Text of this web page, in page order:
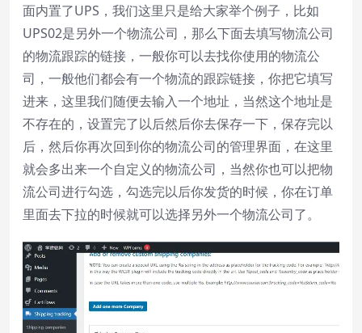
面内置了UPS，我们这里只是给大家举个例子，比如
UPS02是另外一个物流公司，那么下面去填写物流公司
的物流跟踪的链接，一般你可以去找你使用的物流公
司，一般他们都会有一个物流的跟踪链接，你把它填写
进来，这里我们随便去输入一个地址，当然这个地址是
不存在的，设置完了以后然后你去保存一下，保存完以
后，然后你再次回到你的物流公司的管理界面，在这里
就会多出来一个自定义的物流公司，当然你也可以把物
流公司进行勾选，勾选完以后你发货的时候，你在订单
里面去下拉的时候就可以选择另外一个物流公司了。